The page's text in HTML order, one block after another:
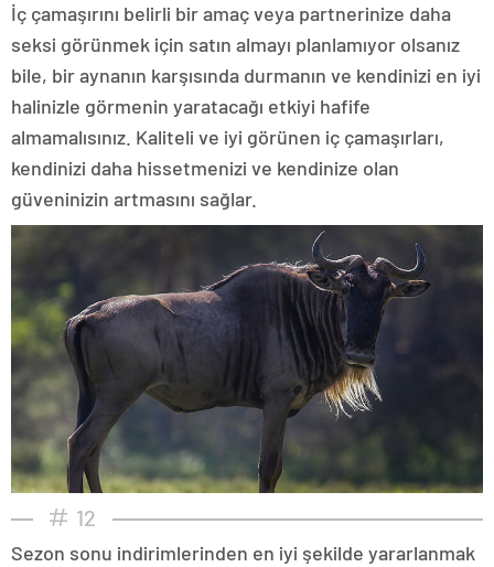
İç çamaşırını belirli bir amaç veya partnerinize daha
seksi görünmek için satın almayı planlamıyor olsanız
bile, bir aynanın karşısında durmanın ve kendinizi en iyi
halinizle görmenin yaratacağı etkiyi hafife
almamalısınız. Kaliteli ve iyi görünen iç çamaşırları,
kendinizi daha hissetmenizi ve kendinize olan
güveninizin artmasını sağlar.
12
Sezon sonu indirimlerinden en iyi şekilde yararlanmak